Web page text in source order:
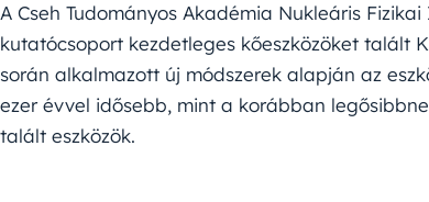
A Cseh Tudományos Akadémia Nukleáris
kutatócsoport kezdetleges kőeszközöket talált
során alkalmazott új módszerek alapján az
ezer évvel idősebb, mint a korábban
talált eszközök.